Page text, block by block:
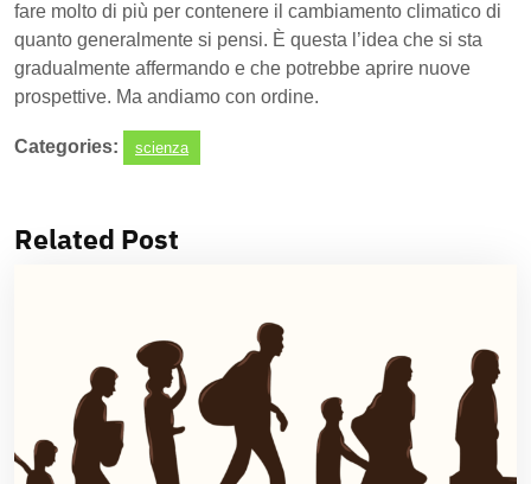
fare molto di più per contenere il cambiamento climatico di
quanto generalmente si pensi. È questa l’idea che si sta
gradualmente affermando e che potrebbe aprire nuove
prospettive. Ma andiamo con ordine.
Categories: scienza
Related Post